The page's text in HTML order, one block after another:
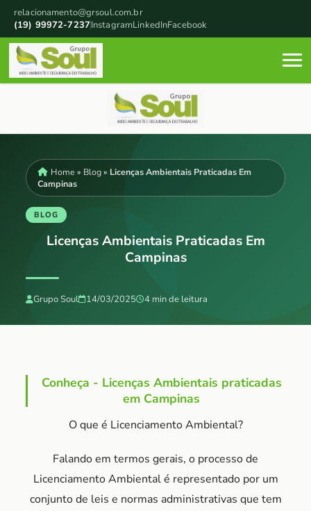
relacionamento@grsoul.com.br
(19) 99972-7237InstagramLinkedInFacebook
Home » Blog » Licenças Ambientais Praticadas Em
Campinas
BLOG
Licenças Ambientais Praticadas Em
Campinas
Grupo Soul 14/03/2025 4 min de leitura
Conheça - Licenças Ambientais praticadas
em Campinas
O que é Licenciamento Ambiental?
Falando em termos gerais, o processo de
Licenciamento Ambiental é representado por um
conjunto de leis e normas administrativas que tem